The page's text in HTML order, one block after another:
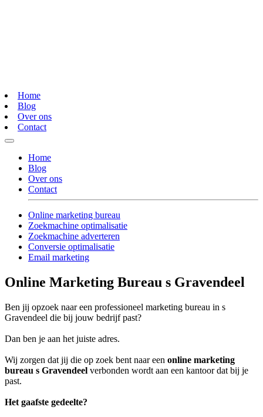
Home
Blog
Over ons
Contact
Home
Blog
Over ons
Contact
Online marketing bureau
Zoekmachine optimalisatie
Zoekmachine adverteren
Conversie optimalisatie
Email marketing
Online Marketing Bureau s Gravendeel
Ben jij opzoek naar een professioneel marketing bureau in s
Gravendeel die bij jouw bedrijf past?
Dan ben je aan het juiste adres.
Wij zorgen dat jij die op zoek bent naar een online marketing
bureau s Gravendeel verbonden wordt aan een kantoor dat bij je
past.
Het gaafste gedeelte?